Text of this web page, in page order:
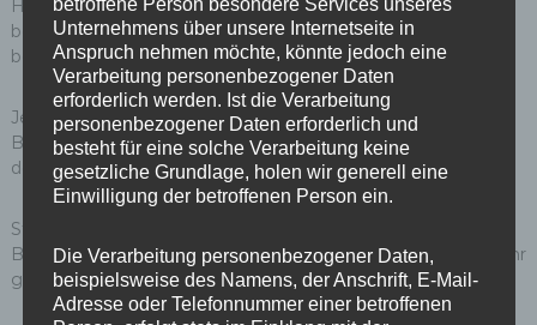
Hochwasserschutzanlage bei künftigen Bezirkshaushalten
bei der bezirklichen Zuweisung durch die Finanzverwaltung
berücksichtigen werden.
Jetzt ist das Bezirksamt gefragt, zügig das
Bebauungsplanverfahren fortzusetzen: bis zur Schließung
des Flughafens Tegel sind es nur noch wenige Wochen!
Staatssekretär Tidow geht von einem Beginn der
Baumaßnahmen Anfang 2021 aus, die Dauer wird auf ein Jahr
geschätzt.
Unternehmens über unsere Internetseite in
Anspruch nehmen möchte, könnte jedoch eine
Verarbeitung personenbezogener Daten
erforderlich werden. Ist die Verarbeitung
personenbezogener Daten erforderlich und
besteht für eine solche Verarbeitung keine
gesetzliche Grundlage, holen wir generell eine
Einwilligung der betroffenen Person ein.
Die Verarbeitung personenbezogener Daten,
beispielsweise des Namens, der Anschrift, E-Mail-
Adresse oder Telefonnummer einer betroffenen